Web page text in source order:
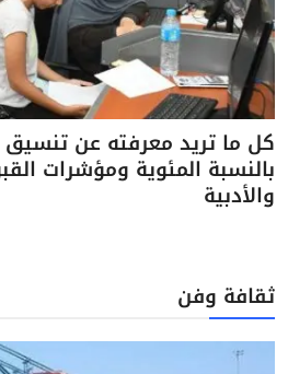
بالنسبة المئوية ومؤشرات
والأدبية
ثقافة وفن